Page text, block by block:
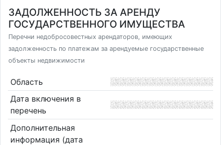
ЗАДОЛЖЕННОСТЬ ЗА АРЕНДУ
ГОСУДАРСТВЕННОГО ИМУЩЕСТВА
Перечни недобросовестных арендаторов, имеющих
задолженность по платежам за арендуемые государственные
объекты недвижимости
Область
Дата включения в
перечень
Дополнительная
информация (дата